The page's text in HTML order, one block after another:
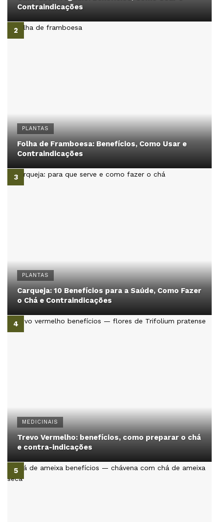
Contraindicações
PLANTAS
Folha de Framboesa: Benefícios, Como Usar e
Contraindicações
PLANTAS
Carqueja: 10 Benefícios para a Saúde, Como Fazer
o Chá e Contraindicações
MEDICINAIS
Trevo Vermelho: benefícios, como preparar o chá
e contra-indicações